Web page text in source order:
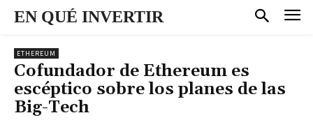
EN QUÉ INVERTIR
ETHEREUM
Cofundador de Ethereum es
escéptico sobre los planes de las
Big-Tech